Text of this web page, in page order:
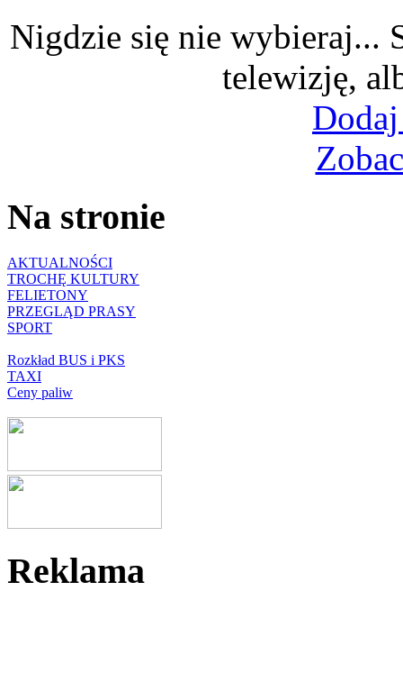
Nigdzie się nie wybieraj...
telewizję,
Na stronie
AKTUALNOŚCI
TROCHĘ KULTURY
FELIETONY
PRZEGLĄD PRASY
SPORT
Rozkład BUS i PKS
TAXI
Ceny paliw
Reklama